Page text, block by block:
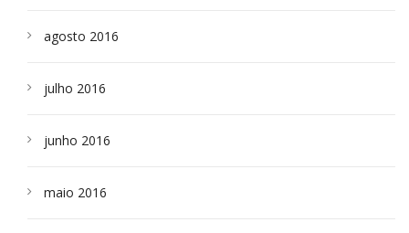
agosto 2016
julho 2016
junho 2016
maio 2016